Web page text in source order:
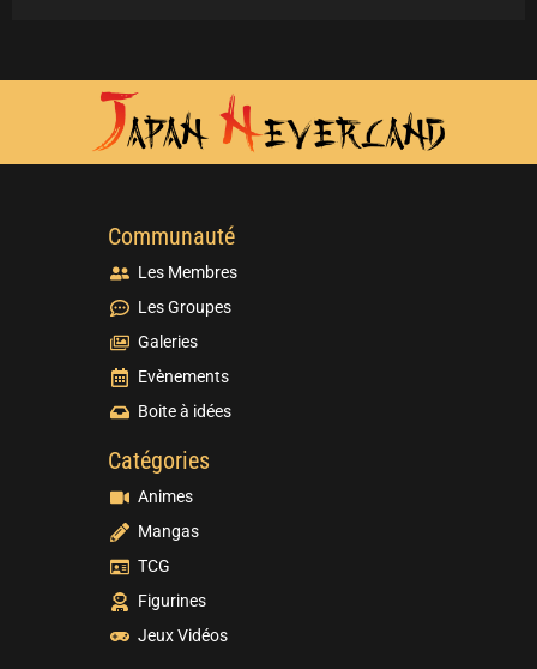
Communauté
Les Membres
Les Groupes
Galeries
Evènements
Boite à idées
Catégories
Animes
Mangas
TCG
Figurines
Jeux Vidéos